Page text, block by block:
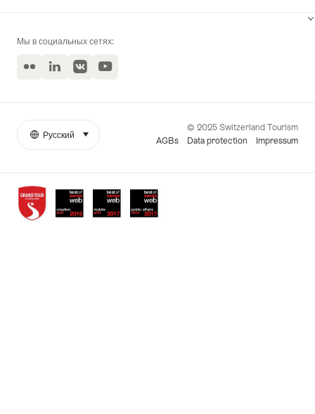
Мы в социальных сетях:
Flickr LinkedInVKontakteYouTube
Awards
More
© 2025 Switzerland Tourism
AGBs
Data protection Impressum
Язык
Русский select (click to display)